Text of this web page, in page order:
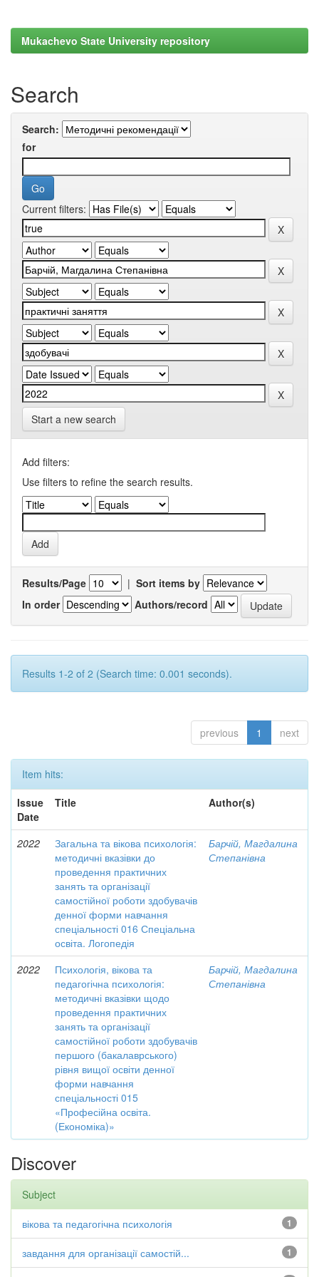
Mukachevo State University repository
Search
Search:
for
Current filters:
Start a new search
Add filters:
Use filters to refine the search results.
Results/Page | Sort items by
In order
Authors/record
Results 1-2 of 2 (Search time: 0.001 seconds).
previous 1 next
Item hits:
Issue
Date
Title Author(s)
2022
Загальна та вікова психологія:
методичні вказівки до
проведення практичних
занять та організації
самостійної роботи здобувачів
денної форми навчання
спеціальності 016 Спеціальна
освіта. Логопедія
Барчій, Магдалина
Степанівна
2022
Психологія, вікова та
педагогічна психологія:
методичні вказівки щодо
проведення практичних
занять та організації
самостійної роботи здобувачів
першого (бакалаврського)
рівня вищої освіти денної
форми навчання
спеціальності 015
«Професійна освіта.
(Економіка)»
Барчій, Магдалина
Степанівна
Discover
Subject
1
вікова та педагогічна психологія
1
завдання для організації самостій...